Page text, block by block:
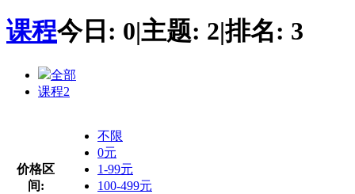
课程今日: 0|主题: 2|排名: 3
全部
课程2
价格区
间:
不限
0元
1-99元
100-499元